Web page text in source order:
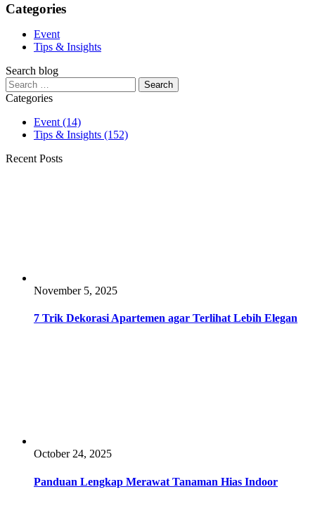
Categories
Event
Tips & Insights
Search blog
Search
for:
Categories
Event (14)
Tips & Insights (152)
Recent Posts
November 5, 2025
7 Trik Dekorasi Apartemen agar Terlihat Lebih Elegan
October 24, 2025
Panduan Lengkap Merawat Tanaman Hias Indoor